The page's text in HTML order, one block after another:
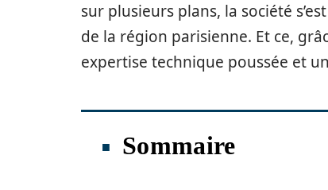
sur plusieurs plans, la société
de la région parisienne. Et ce,
expertise technique poussée et
Sommaire